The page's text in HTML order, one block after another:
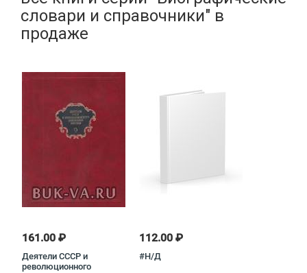
словари и справочники" в
продаже
161.00 ₽
Деятели СССР и
революционного
112.00 ₽
#Н/Д